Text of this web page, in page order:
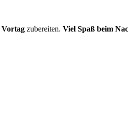
Vortag zubereiten. Viel Spaß beim